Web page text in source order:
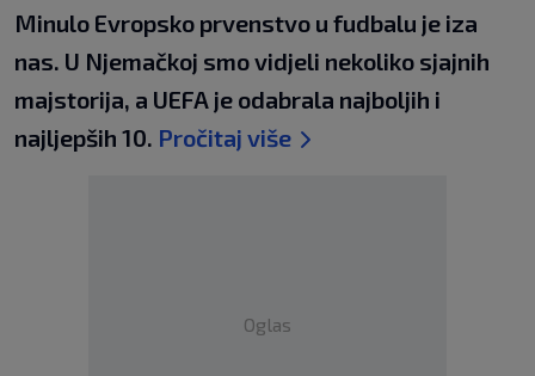
Minulo Evropsko prvenstvo u fudbalu je iza
nas. U Njemačkoj smo vidjeli nekoliko sjajnih
majstorija, a UEFA je odabrala najboljih i
najljepših 10. Pročitaj više
Oglas